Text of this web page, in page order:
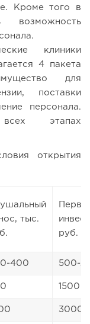
Кроме того в
возможность
клиники
4 пакета
для
поставки
персонала.
этапах
открытия
тыс.
руб.
400 500-
1500
3000